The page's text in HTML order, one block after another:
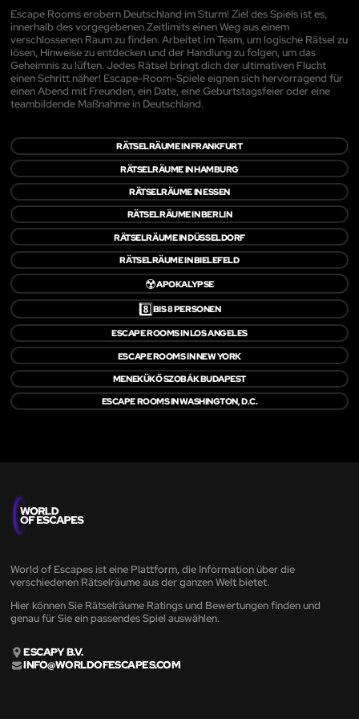
Escape Rooms erobern Deutschland im Sturm! Ziel des Spiels ist es,
innerhalb des vorgegebenen Zeitlimits einen Weg aus einem
verschlossenen Raum zu finden. Arbeitet im Team, um logische Rätsel zu
lösen, Hinweise zu entdecken und der Handlung zu folgen, um das
Geheimnis zu lüften. Jedes Rätsel bringt dich der ultimativen Flucht
einen Schritt näher! Escape-Room-Spiele eignen sich hervorragend für
einen Abend mit Freunden, ein Date, eine Geburtstagsfeier oder eine
teambildende Maßnahme in Deutschland.
RÄTSELRÄUME IN FRANKFURT
RÄTSELRÄUME IN HAMBURG
RÄTSELRÄUME IN ESSEN
RÄTSELRÄUME IN BERLIN
RÄTSELRÄUME IN DÜSSELDORF
RÄTSELRÄUME IN BIELEFELD
☢️APOKALYPSE
8️⃣BIS 8 PERSONEN
ESCAPE ROOMS IN LOS ANGELES
ESCAPE ROOMS IN NEW YORK
MENEKÜKŐ SZOBÁK BUDAPEST
ESCAPE ROOMS IN WASHINGTON, D.C.
World of Escapes ist eine Plattform, die Information über die
verschiedenen Rätselräume aus der ganzen Welt bietet.
Hier können Sie Rätselräume Ratings und Bewertungen finden und
genau für Sie ein passendes Spiel auswählen.
ESCAPY B.V.
INFO@WORLDOFESCAPES.COM